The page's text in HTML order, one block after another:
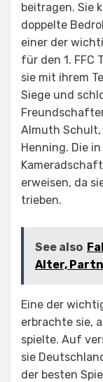
beitragen. Sie
doppelte
einer der
für den 1. FFC
sie mit ihrem
Siege und
Almuth Schult,
Henning. Die
erweisen, da
trieben.
See also
Alter,
Eine der
erbrachte sie,
spielte. Auf
sie
der besten